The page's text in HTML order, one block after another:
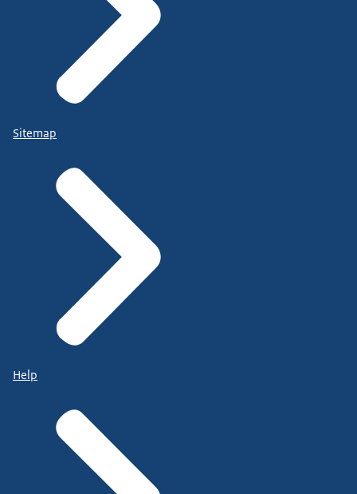
Sitemap
Help